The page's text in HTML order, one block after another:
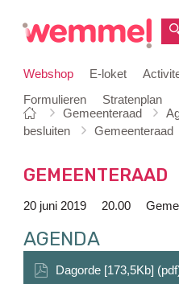
naar
Webshop E-loket
Formulieren
Stratenplan
Je
bent
Startpagina
Gemeenteraad
besluiten
Gemeenteraad
GEMEENTERAAD
20 juni 2019 20.00
AGENDA
Dagorde [173,5Kb]